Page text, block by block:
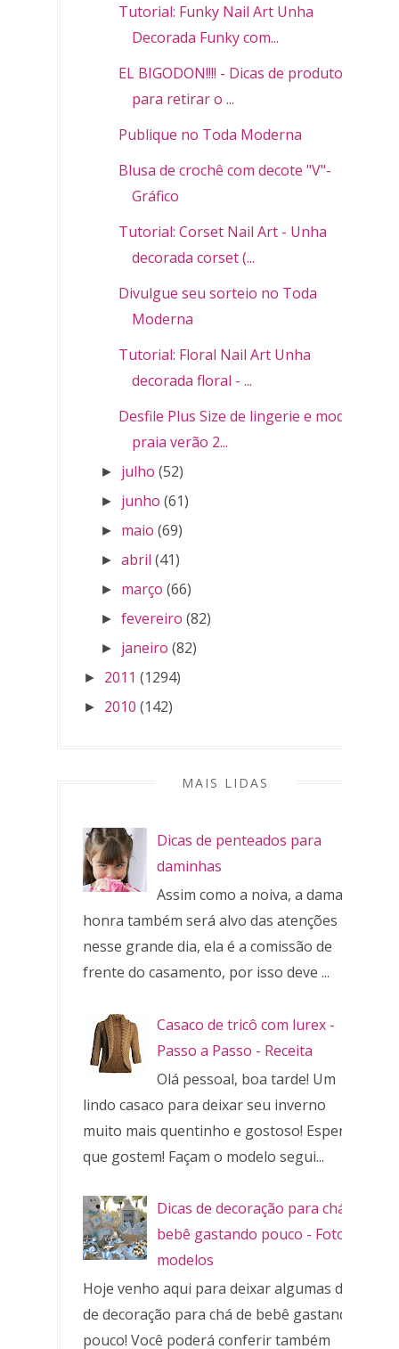
Tutorial: Funky Nail Art Unha
Decorada Funky com...
EL BIGODON!!!! - Dicas de produtos
para retirar o ...
Publique no Toda Moderna
Blusa de crochê com decote "V"-
Gráfico
Tutorial: Corset Nail Art - Unha
decorada corset (...
Divulgue seu sorteio no Toda
Moderna
Tutorial: Floral Nail Art Unha
decorada floral - ...
Desfile Plus Size de lingerie e moda
praia verão 2...
► julho (52)
► junho (61)
► maio (69)
►abril (41)
► março (66)
►fevereiro (82)
► janeiro (82)
► 2011 (1294)
► 2010 (142)
MAIS LIDAS
Dicas de penteados para
daminhas
Assim como a noiva, a dama de
honra também será alvo das atenções
nesse grande dia, ela é a comissão de
frente do casamento, por isso deve ...
Casaco de tricô com lurex -
Passo a Passo - Receita
Olá pessoal, boa tarde! Um
lindo casaco para deixar seu inverno
muito mais quentinho e gostoso! Espero
que gostem! Façam o modelo segui...
Dicas de decoração para chá de
bebê gastando pouco - Fotos e
modelos
Hoje venho aqui para deixar algumas dicas
de decoração para chá de bebê gastando
pouco! Você poderá conferir também